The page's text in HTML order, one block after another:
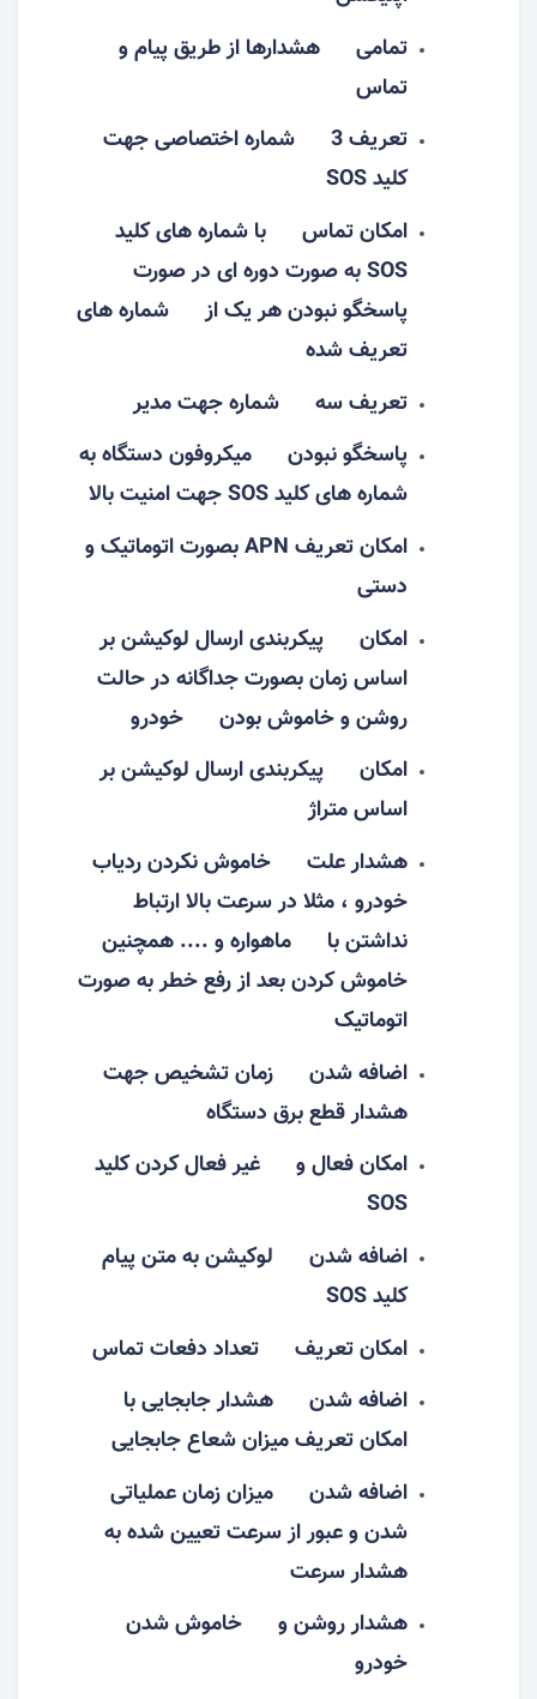
تمامی هشدارها از طریق پیام و
تماس
تعریف 3 شماره اختصاصی جهت
کلید SOS
امکان تماس با شماره های کلید
SOS به صورت دوره ای در صورت
پاسخگو نبودن هر یک از شماره های
تعریف شده
تعریف سه شماره جهت مدیر
پاسخگو نبودن میکروفون دستگاه به
شماره های کلید SOS جهت امنیت بالا
امکان تعریف APN بصورت اتوماتیک و
دستی
امکان پیکربندی ارسال لوکیشن بر
اساس زمان بصورت جداگانه در حالت
روشن و خاموش بودن خودرو
امکان پیکربندی ارسال لوکیشن بر
اساس متراژ
هشدار علت خاموش نکردن ردیاب
خودرو ، مثلا در سرعت بالا ارتباط
نداشتن با ماهواره و .... همچنین
خاموش کردن بعد از رفع خطر به صورت
اتوماتیک
اضافه شدن زمان تشخیص جهت
هشدار قطع برق دستگاه
امکان فعال و غیر فعال کردن کلید
SOS
اضافه شدن لوکیشن به متن پیام
کلید SOS
امکان تعریف تعداد دفعات تماس
اضافه شدن هشدار جابجایی با
امکان تعریف میزان شعاع جابجایی
اضافه شدن میزان زمان عملیاتی
شدن و عبور از سرعت تعیین شده به
هشدار سرعت
هشدار روشن و خاموش شدن
خودرو